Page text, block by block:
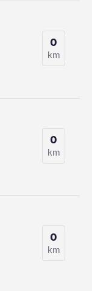
0
km
0
km
0
km